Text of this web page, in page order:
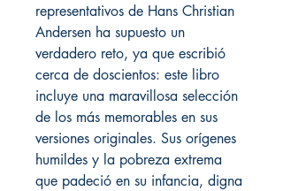
representativos de Hans Christian
Andersen ha supuesto un
verdadero reto, ya que escribió
cerca de doscientos: este libro
incluye una maravillosa selección
de los más memorables en sus
versiones originales. Sus orígenes
humildes y la pobreza extrema
que padeció en su infancia, digna